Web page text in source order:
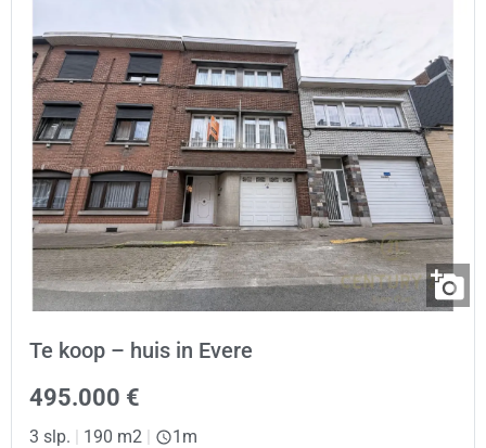
Te koop – huis in Evere
495.000 €
3 slp. | 190 m2 | 1m